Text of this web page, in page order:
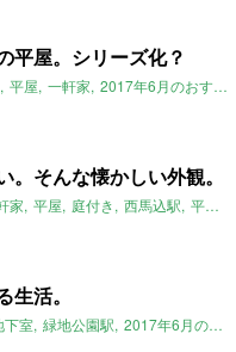
平屋。シリーズ化？
平屋 一軒家 2017年6月のおすすめ
。そんな懐かしい外観。
家 平屋 庭付き 西馬込駅 平屋のおすすめ
活。
下室 緑地公園駅 2017年6月のおすすめ